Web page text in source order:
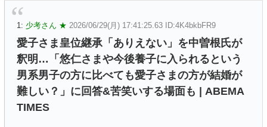
1: 少考さん ★ 2026/06/29(月) 17:41:25.63 ID:4K4bkbFR9
愛子さま皇位継承「ありえない」を中曽根氏が
釈明…「悠仁さまや今後養子に入られるという
男系男子の方に比べても愛子さまの方が結婚が
難しい？」に回答&苦笑いする場面も | ABEMA
TIMES